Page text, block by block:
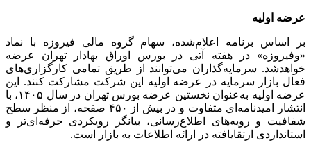
عرضه اولیه
بر اساس برنامه اعلام‌شده، سهام گروه مالی فیروزه با نماد
«وفیروزه» در هفته آتی در بورس اوراق بهادار تهران عرضه
خواهدشد. سرمایه‌گذاران می‌توانند از طریق تمامی کارگزاری‌های
فعال بازار سرمایه در عرضه اولیه این شرکت مشارکت کنند. این
عرضه اولیه به‌عنوان نخستین عرضه بورس تهران در سال ۱۴۰۵، با
انتشار امیدنامه‌ای متفاوت و در بیش از ۴۵۰ صفحه، از منظر سطح
شفافیت و رویه‌های اطلاع‌رسانی، بیانگر رویکردی حرفه‌ای‌تر و
استانداردی ارتقایافته در ارائه اطلاعات به بازار است.